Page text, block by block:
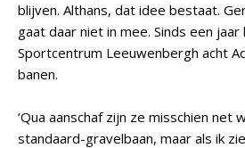
blijven. Althans, dat idee bestaat.
gaat daar niet in mee. Sinds een
Sportcentrum Leeuwenbergh acht
banen.
‘Qua aanschaf zijn ze misschien net
standaard-gravelbaan, maar als ik